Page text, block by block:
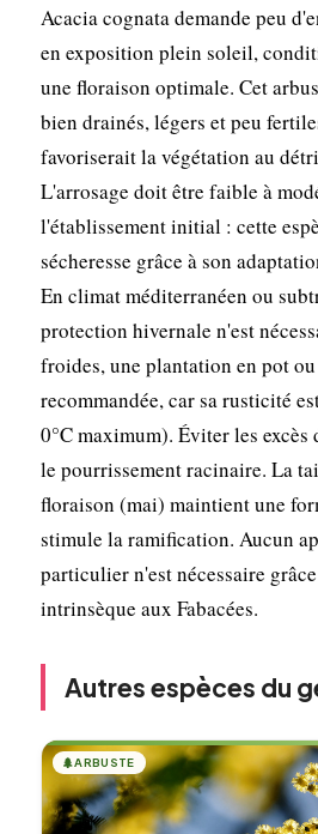
Acacia cognata demande peu
en exposition plein soleil,
une floraison optimale. Cet
bien drainés, légers et peu
favoriserait la végétation au
L'arrosage doit être faible à
l'établissement initial : cette
sécheresse grâce à son
En climat méditerranéen ou
protection hivernale n'est
froides, une plantation en pot
recommandée, car sa rusticité
0°C maximum). Éviter les
le pourrissement racinaire. La
floraison (mai) maintient une
stimule la ramification. Aucun
particulier n'est nécessaire
intrinsèque aux Fabacées.
Autres espèces du
🌲ARBUSTE